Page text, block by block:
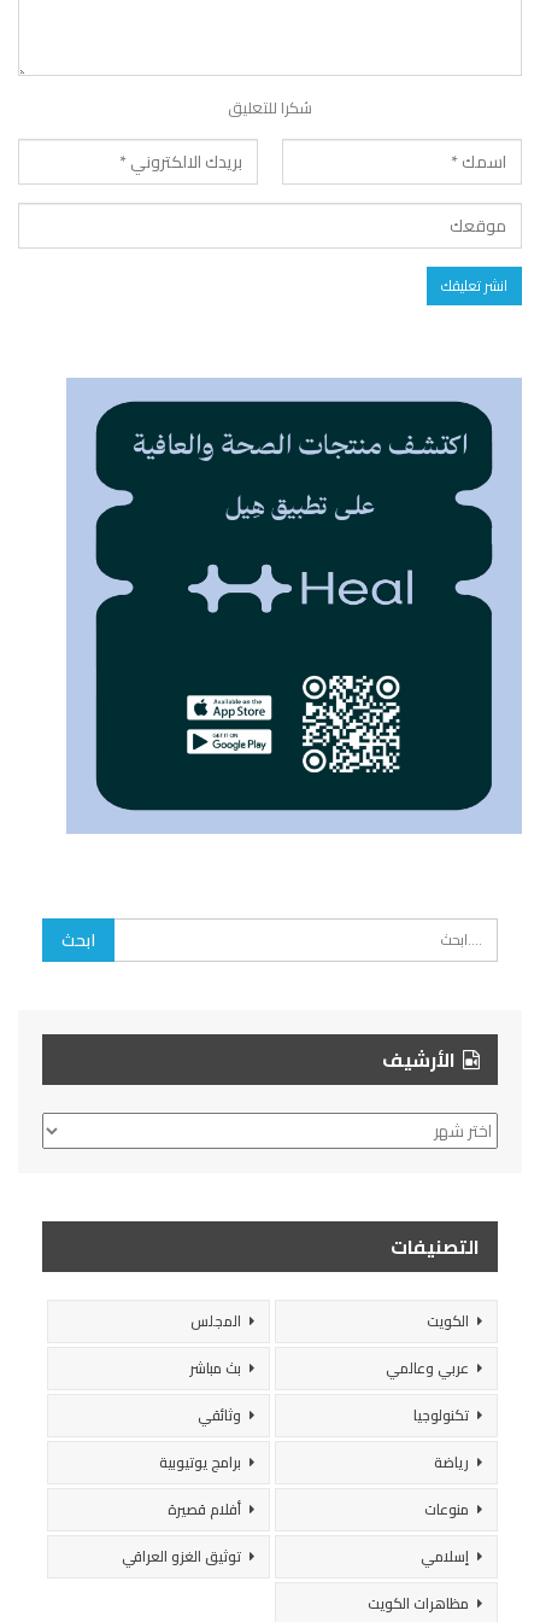
شكرا للتعليق
الأرشيف
الأرشيف
التصنيفات
الكويت
المجلس
عربي وعالمي
بث مباشر
تكنولوجيا
وثائقي
رياضة
برامج يوتيوبية
منوعات
أفلام قصيرة
إسلامي
توثيق الغزو العراقي
مظاهرات الكويت